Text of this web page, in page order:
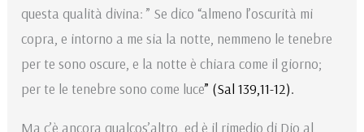
questa qualità divina: ” Se dico “almeno l’oscurità mi
copra, e intorno a me sia la notte, nemmeno le tenebre
per te sono oscure, e la notte è chiara come il giorno;
per te le tenebre sono come luce” (Sal 139,11-12).
Ma c’è ancora qualcos’altro, ed è il rimedio di Dio al